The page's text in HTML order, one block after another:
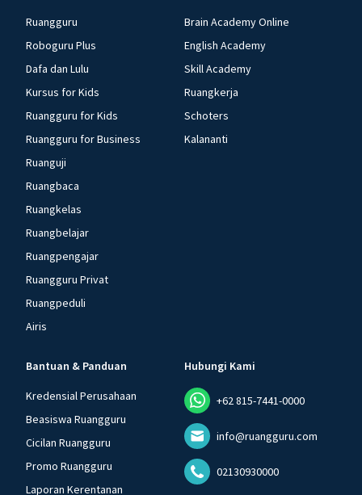
Ruangguru
Roboguru Plus
Dafa dan Lulu
Kursus for Kids
Ruangguru for Kids
Ruangguru for Business
Ruanguji
Ruangbaca
Ruangkelas
Ruangbelajar
Ruangpengajar
Ruangguru Privat
Ruangpeduli
Airis
Brain Academy Online
English Academy
Skill Academy
Ruangkerja
Schoters
Kalananti
Bantuan & Panduan
Kredensial Perusahaan
Beasiswa Ruangguru
Cicilan Ruangguru
Promo Ruangguru
Laporan Kerentanan
Hubungi Kami
+62 815-7441-0000
info@ruangguru.com
02130930000